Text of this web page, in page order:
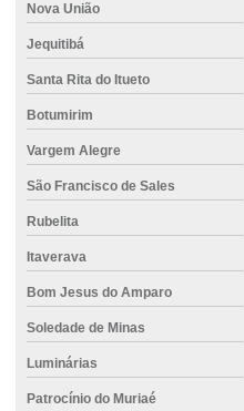
Nova União
Jequitibá
Santa Rita do Itueto
Botumirim
Vargem Alegre
São Francisco de Sales
Rubelita
Itaverava
Bom Jesus do Amparo
Soledade de Minas
Luminárias
Patrocínio do Muriaé